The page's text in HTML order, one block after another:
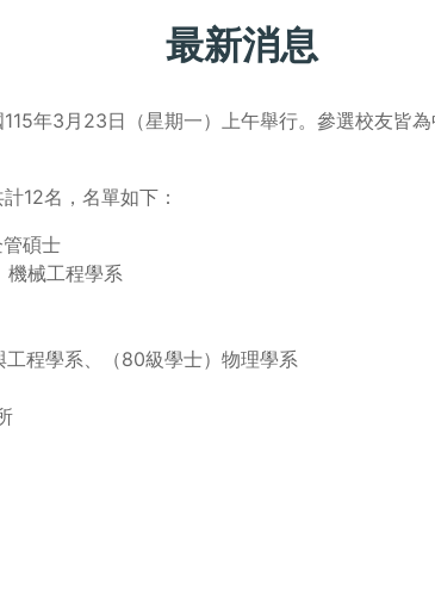
最新消息
年3月23日（星期一）上午舉行。參選校友皆
12名，名單如下：
碩士
械工程學系
程學系、（80級學士）物理學系